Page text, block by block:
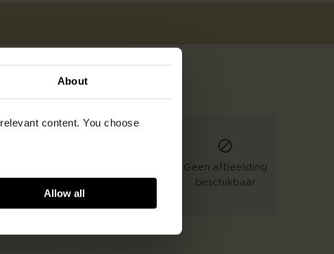
About
content. You choose
Allow all
Geen afbeelding
beschikbaar